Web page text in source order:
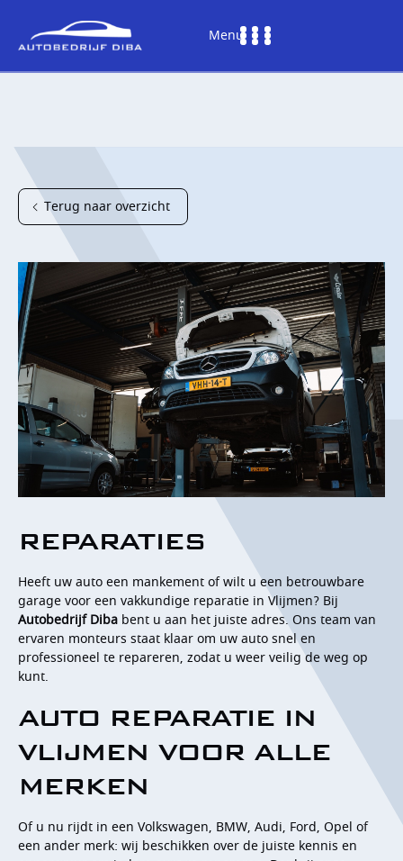
Menu
HOME
AANBOD
DIENSTEN
WERKPLAATS
OVER ONS
CONTACT
Terug naar overzicht
REPARATIES
Heeft uw auto een mankement of wilt u een betrouwbare
garage voor een vakkundige reparatie in Vlijmen? Bij
Autobedrijf Diba bent u aan het juiste adres. Ons team van
ervaren monteurs staat klaar om uw auto snel en
professioneel te repareren, zodat u weer veilig de weg op
kunt.
AUTO REPARATIE IN
VLIJMEN VOOR ALLE
MERKEN
Of u nu rijdt in een Volkswagen, BMW, Audi, Ford, Opel of
een ander merk: wij beschikken over de juiste kennis en